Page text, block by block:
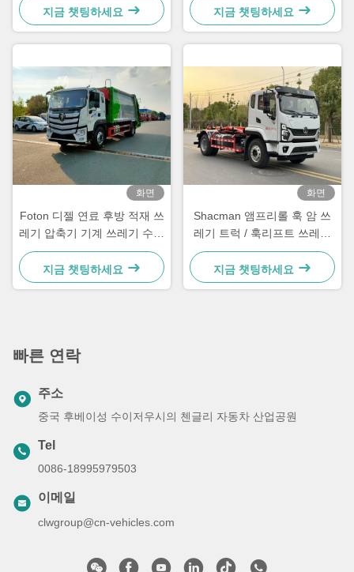
지금 챗팅하세요
지금 챗팅하세요
화면
Foton 디젤 연료 후방 적재 쓰
레기 압축기 기계 쓰레기 수거
트럭 20cbm
지금 챗팅하세요
화면
Shacman 앰프리롤 훅 암 쓰
레기 트럭 / 훅리프트 쓰레기
트럭
지금 챗팅하세요
빠른 연락
주소
중국 후베이성 수이저우시의 첸글리 자동차 산업공원
Tel
0086-18995979503
이메일
clwgroup@cn-vehicles.com